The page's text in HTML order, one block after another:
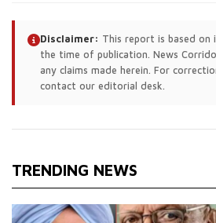
Disclaimer: This report is based
the time of publication. News
any claims made herein. For
contact our editorial desk.
TRENDING NEWS